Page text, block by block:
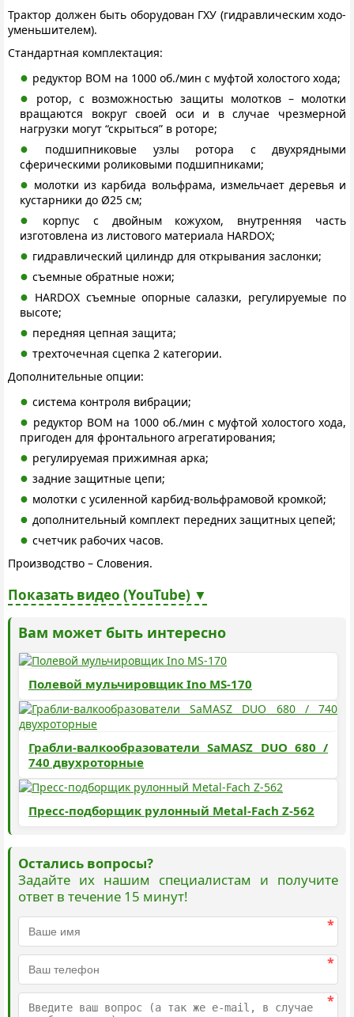
Трактор должен быть оборудован ГХУ (гидравлическим ходо-
уменьшителем).
Стандартная комплектация:
редуктор ВОМ на 1000 об./мин с муфтой холостого хода;
ротор, с возможностью защиты молотков – молотки
вращаются вокруг своей оси и в случае чрезмерной
нагрузки могут “скрыться” в роторе;
подшипниковые узлы ротора с двухрядными
сферическими роликовыми подшипниками;
молотки из карбида вольфрама, измельчает деревья и
кустарники до Ø25 см;
корпус с двойным кожухом, внутренняя часть
изготовлена из листового материала HARDOX;
гидравлический цилиндр для открывания заслонки;
съемные обратные ножи;
HARDOX съемные опорные салазки, регулируемые по
высоте;
передняя цепная защита;
трехточечная сцепка 2 категории.
Дополнительные опции:
система контроля вибрации;
редуктор ВОМ на 1000 об./мин с муфтой холостого хода,
пригоден для фронтального агрегатирования;
регулируемая прижимная арка;
задние защитные цепи;
молотки с усиленной карбид-вольфрамовой кромкой;
дополнительный комплект передних защитных цепей;
счетчик рабочих часов.
Производство – Словения.
Показать видео (YouTube) ▼
Вам может быть интересно
Полевой мульчировщик Ino MS-170
Грабли-валкообразователи SaMASZ DUO 680 /
740 двухроторные
Пресс-подборщик рулонный Metal-Fach Z-562
Остались вопросы?
Задайте их нашим специалистам и получите
ответ в течение 15 минут!
*
*
*